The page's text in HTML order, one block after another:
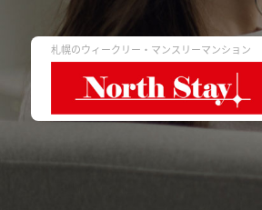
札幌のウィークリー・マンスリーマンション